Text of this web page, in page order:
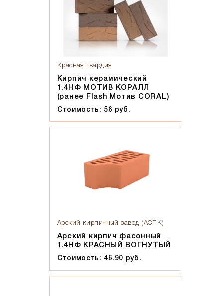
Красная гвардия
Кирпич керамический
1.4НФ МОТИВ КОРАЛЛ
(ранее Flash Мотив CORAL)
Стоимость: 56 руб.
Арский кирпичный завод (АСПК)
Арский кирпич фасонный
1.4НФ КРАСНЫЙ ВОГНУТЫЙ
Стоимость: 46.90 руб.